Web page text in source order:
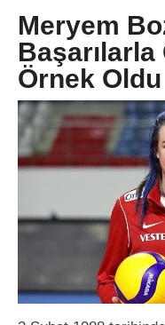
Meryem
Başarılarla
Örnek Oldu